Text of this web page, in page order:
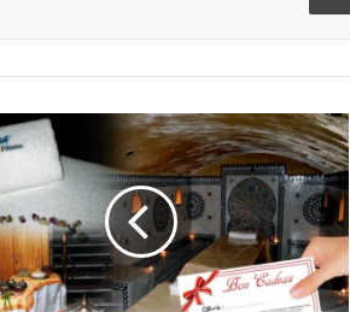
عرض
خاص
من
غولد
فتنس
بالناظور:
اشتر
تذكرتين